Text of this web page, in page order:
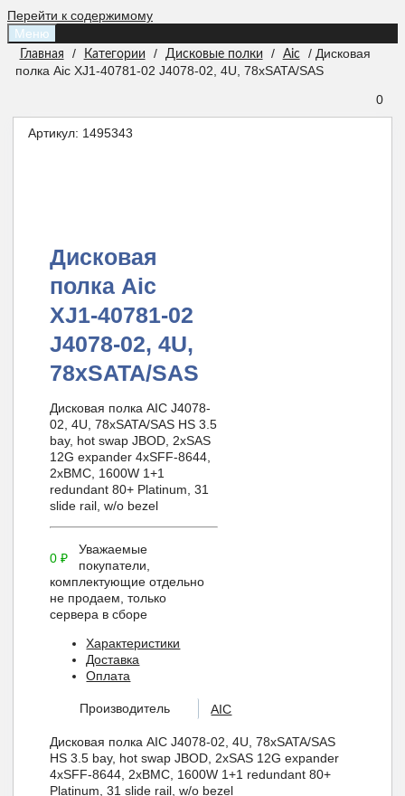
Перейти к содержимому
Меню
Главная / Категории / Дисковые полки / Aic
/ Дисковая
полка Aic XJ1-40781-02 J4078-02, 4U, 78xSATA/SAS
0
Артикул: 1495343
Дисковая
полка Aic
XJ1-40781-02
J4078-02, 4U,
78xSATA/SAS
Дисковая полка AIC J4078-
02, 4U, 78xSATA/SAS HS 3.5
bay, hot swap JBOD, 2xSAS
12G expander 4xSFF-8644,
2xBMC, 1600W 1+1
redundant 80+ Platinum, 31
slide rail, w/o bezel
0₽
Уважаемые
покупатели,
комплектующие отдельно
не продаем, только
сервера в сборе
Характеристики
Доставка
Оплата
Производитель AIC
Дисковая полка AIC J4078-02, 4U, 78xSATA/SAS
HS 3.5 bay, hot swap JBOD, 2xSAS 12G expander
4xSFF-8644, 2xBMC, 1600W 1+1 redundant 80+
Platinum, 31 slide rail, w/o bezel